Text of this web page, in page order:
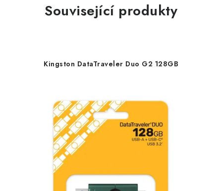
Související produkty
Kingston DataTraveler Duo G2 128GB